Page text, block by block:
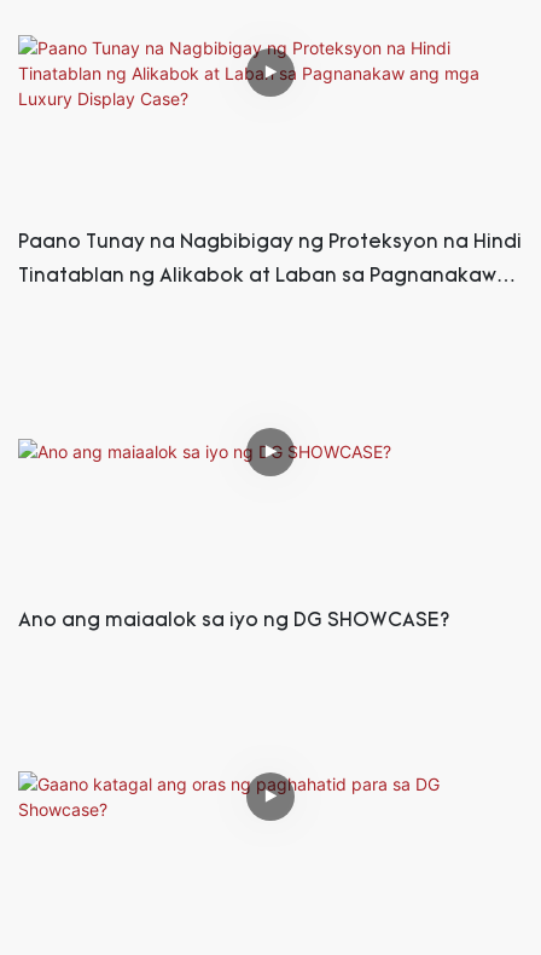
Paano Tunay na Nagbibigay ng Proteksyon na Hindi
Tinatablan ng Alikabok at Laban sa Pagnanakaw
Ano ang maiaalok sa iyo ng DG SHOWCASE?